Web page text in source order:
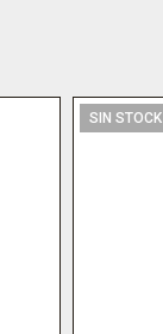
SIN STOCK